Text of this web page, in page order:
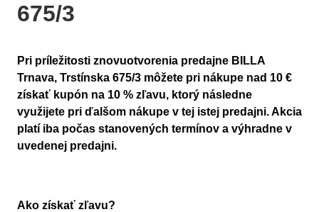
675/3
Pri príležitosti znovuotvorenia predajne BILLA
Trnava, Trstínska 675/3 môžete pri nákupe nad 10 €
získať kupón na 10 % zľavu, ktorý následne
využijete pri ďalšom nákupe v tej istej predajni. Akcia
platí iba počas stanovených termínov a výhradne v
uvedenej predajni.
Ako získať zľavu?